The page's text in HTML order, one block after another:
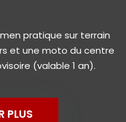
pratique sur terrain
et une moto du centre
(valable 1 an).
PLUS